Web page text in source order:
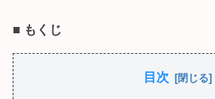
■ もくじ
目次